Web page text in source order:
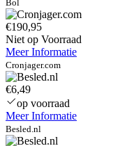
Bol
€190,95
Niet op Voorraad
Meer Informatie
Cronjager.com
€6,49
op voorraad
Meer Informatie
Besled.nl